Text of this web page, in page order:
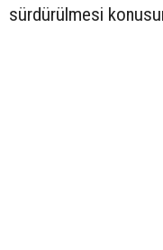
sürdürülmesi